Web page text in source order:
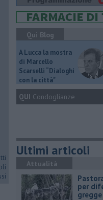
Qui Blog
A Lucca la mostra
di Marcello
Scarselli “Dialoghi
con la città"
QUI Condoglianze
Ultimi articoli
Attualità
per
gregge